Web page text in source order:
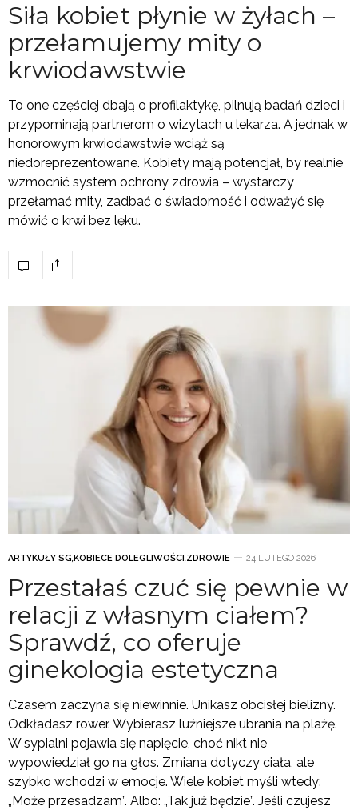
Siła kobiet płynie w żyłach –
przełamujemy mity o
krwiodawstwie
To one częściej dbają o profilaktykę, pilnują badań dzieci i
przypominają partnerom o wizytach u lekarza. A jednak w
honorowym krwiodawstwie wciąż są
niedoreprezentowane. Kobiety mają potencjał, by realnie
wzmocnić system ochrony zdrowia – wystarczy
przełamać mity, zadbać o świadomość i odważyć się
mówić o krwi bez lęku.
ARTYKUŁY SG,KOBIECE DOLEGLIWOŚCI ,ZDROWIE 24 LUTEGO 2026
Przestałaś czuć się pewnie w
relacji z własnym ciałem?
Sprawdź, co oferuje
ginekologia estetyczna
Czasem zaczyna się niewinnie. Unikasz obcisłej bielizny.
Odkładasz rower. Wybierasz luźniejsze ubrania na plażę.
W sypialni pojawia się napięcie, choć nikt nie
wypowiedział go na głos. Zmiana dotyczy ciała, ale
szybko wchodzi w emocje. Wiele kobiet myśli wtedy:
„Może przesadzam”. Albo: „Tak już będzie”. Jeśli czujesz